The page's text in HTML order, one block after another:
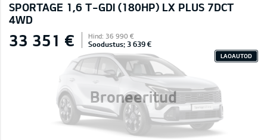
SPORTAGE 1,6 T-GDI (180HP) LX PLUS 7DCT
4WD
Broneeritud
33 351 € Hind: 36 990 €
Soodustus: 3 639 €
LAOAUTOD